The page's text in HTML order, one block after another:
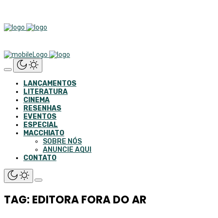
LANÇAMENTOS
LITERATURA
CINEMA
RESENHAS
EVENTOS
ESPECIAL
MACCHIATO
SOBRE NÓS
ANUNCIE AQUI
CONTATO
TAG: EDITORA FORA DO AR